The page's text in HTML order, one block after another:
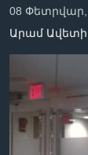
ԿԱՊ ՄԵԶ
ՀԵՏԵՒԵՔ
Լեզուներ
08 Փետրվար,
Արամ